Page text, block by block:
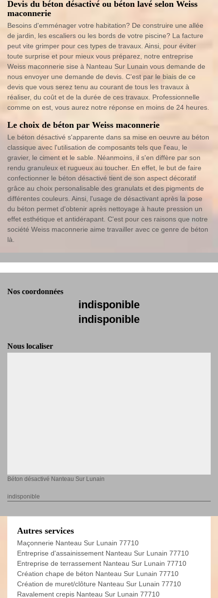
Devis du béton désactivé ou béton lavé selon Weiss
maconnerie
Besoins d'emménager votre habitation? De construire une allée
de jardin, les escaliers ou les bords de votre piscine? La facture
peut vite grimper pour ces types de travaux. Ainsi, pour éviter
toute surprise et pour mieux vous préparez, notre entreprise
Weiss maconnerie sise à Nanteau Sur Lunain vous demande de
nous envoyer une demande de devis. C'est par le biais de ce
devis que vous serez tenu au courant de tous les travaux à
réaliser, du coût et de la durée de ces travaux. Professionnelle
comme on est, vous aurez notre réponse en moins de 24 heures.
Le choix de béton par Weiss maconnerie
Le béton désactivé s'apparente dans sa mise en oeuvre au béton
classique avec l'utilisation de composants tels que l'eau, le
gravier, le ciment et le sable. Néanmoins, il s'en diffère par son
rendu granuleux et rugueux au toucher. En effet, le but de faire
confectionner le béton désactivé tient de son aspect décoratif
grâce au choix personalisable des granulats et des pigments de
différentes couleurs. Ainsi, l'usage de désactivant après la pose
du béton permet d'obtenir après nettoyage à haute pression un
effet esthétique et antidérapant. C'est pour ces raisons que notre
société Weiss maconnerie aime travailler avec ce genre de béton
là.
Nos coordonnées
indisponible
indisponible
Nous localiser
Béton désactivé Nanteau Sur Lunain
indisponible
Autres services
Maçonnerie Nanteau Sur Lunain 77710
Entreprise d'assainissement Nanteau Sur Lunain 77710
Entreprise de terrassement Nanteau Sur Lunain 77710
Création chape de béton Nanteau Sur Lunain 77710
Création de muret/clôture Nanteau Sur Lunain 77710
Ravalement crepis Nanteau Sur Lunain 77710